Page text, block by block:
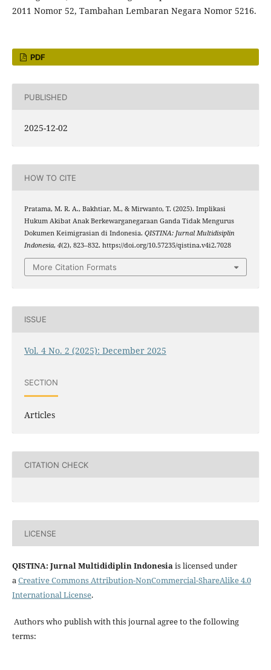
2011 Nomor 52, Tambahan Lembaran Negara Nomor 5216.
PDF
PUBLISHED
2025-12-02
HOW TO CITE
Pratama, M. R. A., Bakhtiar, M., & Mirwanto, T. (2025). Implikasi
Hukum Akibat Anak Berkewarganegaraan Ganda Tidak Mengurus
Dokumen Keimigrasian di Indonesia. QISTINA: Jurnal Multidisiplin
Indonesia, 4(2), 823–832. https://doi.org/10.57235/qistina.v4i2.7028
More Citation Formats
ISSUE
Vol. 4 No. 2 (2025): December 2025
SECTION
Articles
CITATION CHECK
LICENSE
QISTINA: Jurnal Multididiplin Indonesiais licensed under
aCreative Commons Attribution-NonCommercial-ShareAlike 4.0
International License.
Authors who publish with this journal agree to the following
terms: